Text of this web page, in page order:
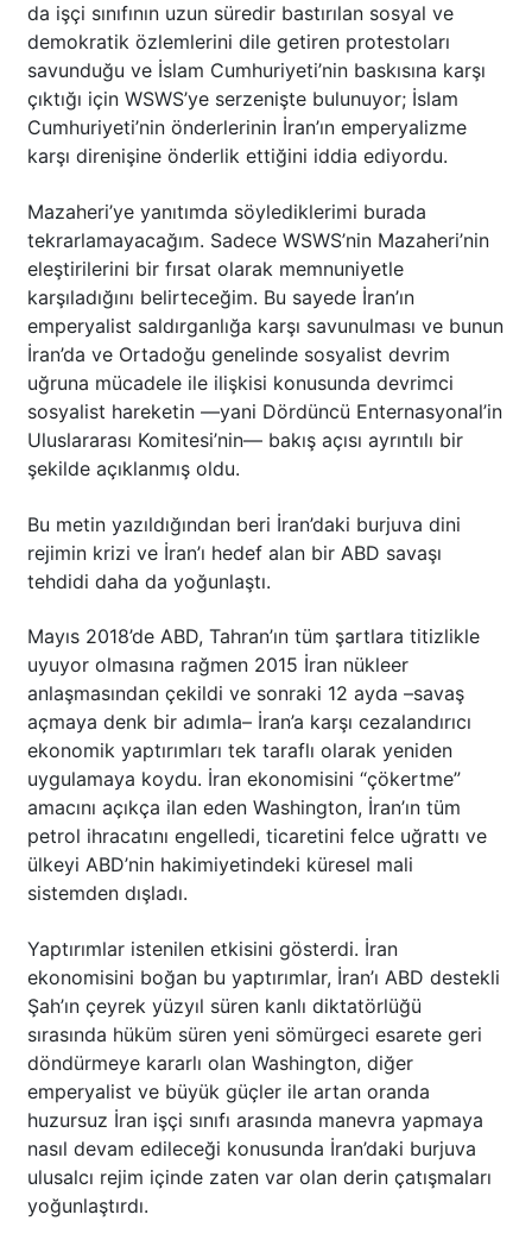
da işçi sınıfının uzun süredir bastırılan sosyal ve
demokratik özlemlerini dile getiren protestoları
savunduğu ve İslam Cumhuriyeti’nin baskısına karşı
çıktığı için WSWS’ye serzenişte bulunuyor; İslam
Cumhuriyeti’nin önderlerinin İran’ın emperyalizme
karşı direnişine önderlik ettiğini iddia ediyordu.
Mazaheri’ye yanıtımda söylediklerimi burada
tekrarlamayacağım. Sadece WSWS’nin Mazaheri’nin
eleştirilerini bir fırsat olarak memnuniyetle
karşıladığını belirteceğim. Bu sayede İran’ın
emperyalist saldırganlığa karşı savunulması ve bunun
İran’da ve Ortadoğu genelinde sosyalist devrim
uğruna mücadele ile ilişkisi konusunda devrimci
sosyalist hareketin —yani Dördüncü Enternasyonal’in
Uluslararası Komitesi’nin— bakış açısı ayrıntılı bir
şekilde açıklanmış oldu.
Bu metin yazıldığından beri İran’daki burjuva dini
rejimin krizi ve İran’ı hedef alan bir ABD savaşı
tehdidi daha da yoğunlaştı.
Mayıs 2018’de ABD, Tahran’ın tüm şartlara titizlikle
uyuyor olmasına rağmen 2015 İran nükleer
anlaşmasından çekildi ve sonraki 12 ayda –savaş
açmaya denk bir adımla– İran’a karşı cezalandırıcı
ekonomik yaptırımları tek taraflı olarak yeniden
uygulamaya koydu. İran ekonomisini “çökertme”
amacını açıkça ilan eden Washington, İran’ın tüm
petrol ihracatını engelledi, ticaretini felce uğrattı ve
ülkeyi ABD’nin hakimiyetindeki küresel mali
sistemden dışladı.
Yaptırımlar istenilen etkisini gösterdi. İran
ekonomisini boğan bu yaptırımlar, İran’ı ABD destekli
Şah’ın çeyrek yüzyıl süren kanlı diktatörlüğü
sırasında hüküm süren yeni sömürgeci esarete geri
döndürmeye kararlı olan Washington, diğer
emperyalist ve büyük güçler ile artan oranda
huzursuz İran işçi sınıfı arasında manevra yapmaya
nasıl devam edileceği konusunda İran’daki burjuva
ulusalcı rejim içinde zaten var olan derin çatışmaları
yoğunlaştırdı.